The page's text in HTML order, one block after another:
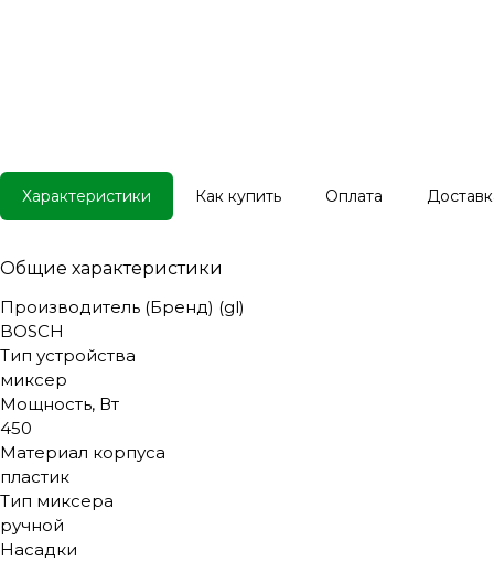
Характеристики Как купить Оплата
Общие характеристики
Производитель (Бренд) (gl)
BOSCH
Тип устройства
миксер
Мощность, Вт
450
Материал корпуса
пластик
Тип миксера
ручной
Насадки